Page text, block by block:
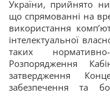
України, прийнято
що спрямованні на
використання
інтелектуальної
таких
Розпорядження
затвердження
забезпечення та